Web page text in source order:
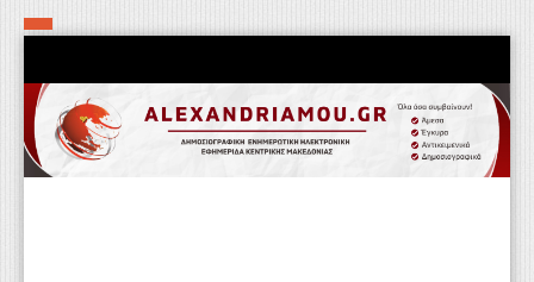
Αρχική
Τα εν δήμω εν οίκω
Πολιτιστικά-Εκκλησιαστικά